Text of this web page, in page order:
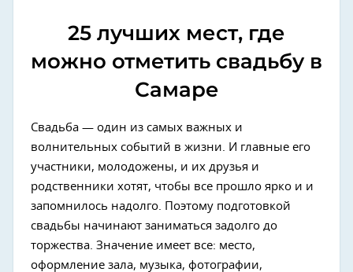
25 лучших мест, где
можно отметить свадьбу в
Самаре
Свадьба — один из самых важных и
волнительных событий в жизни. И главные его
участники, молодожены, и их друзья и
родственники хотят, чтобы все прошло ярко и и
запомнилось надолго. Поэтому подготовкой
свадьбы начинают заниматься задолго до
торжества. Значение имеет все: место,
оформление зала, музыка, фотографии,